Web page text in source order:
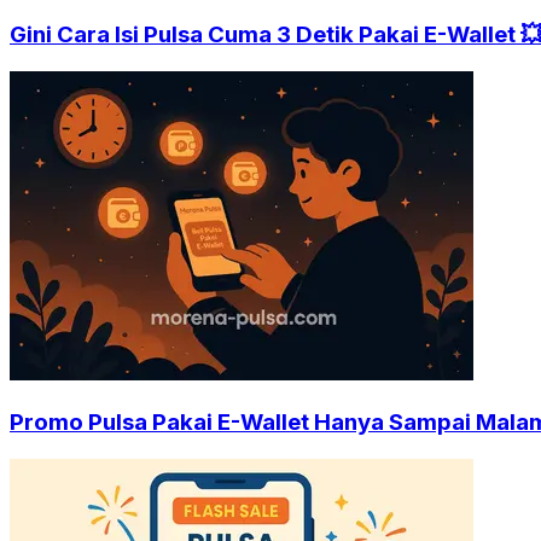
Gini Cara Isi Pulsa Cuma 3 Detik Pakai E-Wallet
Promo Pulsa Pakai E-Wallet Hanya Sampai